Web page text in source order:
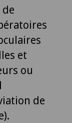
et
ou
de